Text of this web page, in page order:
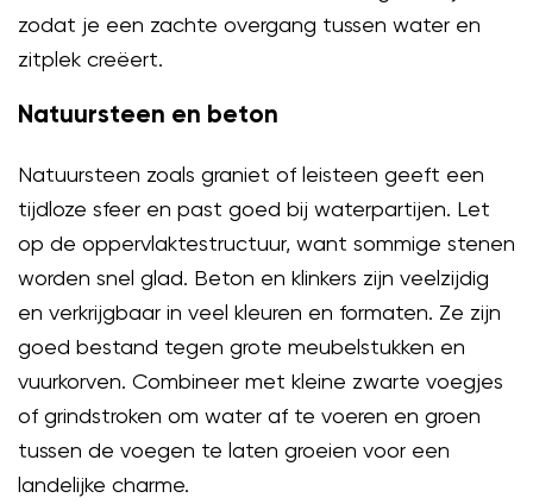
zodat je een zachte overgang tussen water en
zitplek creëert.
Natuursteen en beton
Natuursteen zoals graniet of leisteen geeft een
tijdloze sfeer en past goed bij waterpartijen. Let
op de oppervlaktestructuur, want sommige stenen
worden snel glad. Beton en klinkers zijn veelzijdig
en verkrijgbaar in veel kleuren en formaten. Ze zijn
goed bestand tegen grote meubelstukken en
vuurkorven. Combineer met kleine zwarte voegjes
of grindstroken om water af te voeren en groen
tussen de voegen te laten groeien voor een
landelijke charme.